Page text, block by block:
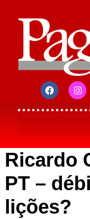
Ricardo
PT –
lições?